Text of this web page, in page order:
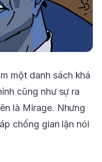
một danh sách khá
cũng như sự ra
là Mirage. Nhưng
chống gian lận nói